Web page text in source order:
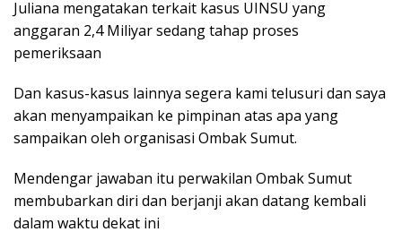
Juliana mengatakan terkait kasus UINSU yang
anggaran 2,4 Miliyar sedang tahap proses
pemeriksaan
Dan kasus-kasus lainnya segera kami telusuri dan saya
akan menyampaikan ke pimpinan atas apa yang
sampaikan oleh organisasi Ombak Sumut.
Mendengar jawaban itu perwakilan Ombak Sumut
membubarkan diri dan berjanji akan datang kembali
dalam waktu dekat ini